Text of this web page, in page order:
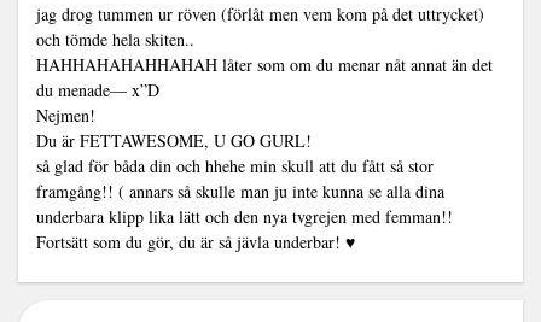
jag drog tummen ur röven (förlåt men vem kom på det uttrycket)
och tömde hela skiten..
HAHHAHAHAHHAHAH låter som om du menar nåt annat än det
du menade— x”D
Nejmen!
Du är FETTAWESOME, U GO GURL!
så glad för båda din och hhehe min skull att du fått så stor
framgång!! ( annars så skulle man ju inte kunna se alla dina
underbara klipp lika lätt och den nya tvgrejen med femman!!
Fortsätt som du gör, du är så jävla underbar! ♥